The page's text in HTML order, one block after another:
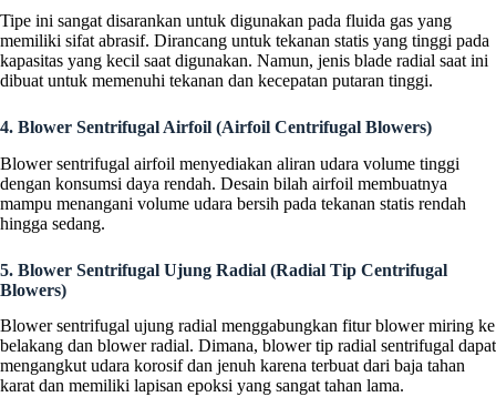
Tipe ini sangat disarankan untuk digunakan pada fluida gas yang
memiliki sifat abrasif. Dirancang untuk tekanan statis yang tinggi pada
kapasitas yang kecil saat digunakan. Namun, jenis blade radial saat ini
dibuat untuk memenuhi tekanan dan kecepatan putaran tinggi.
4. Blower Sentrifugal Airfoil (Airfoil Centrifugal Blowers)
Blower sentrifugal airfoil menyediakan aliran udara volume tinggi
dengan konsumsi daya rendah. Desain bilah airfoil membuatnya
mampu menangani volume udara bersih pada tekanan statis rendah
hingga sedang.
5. Blower Sentrifugal Ujung Radial (Radial Tip Centrifugal
Blowers)
Blower sentrifugal ujung radial menggabungkan fitur blower miring ke
belakang dan blower radial. Dimana, blower tip radial sentrifugal dapat
mengangkut udara korosif dan jenuh karena terbuat dari baja tahan
karat dan memiliki lapisan epoksi yang sangat tahan lama.